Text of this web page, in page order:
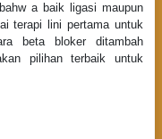
a baik ligasi maupun
terapi lini pertama untuk
beta bloker ditambah
pilihan terbaik untuk